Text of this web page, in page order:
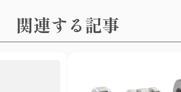
関連する記事